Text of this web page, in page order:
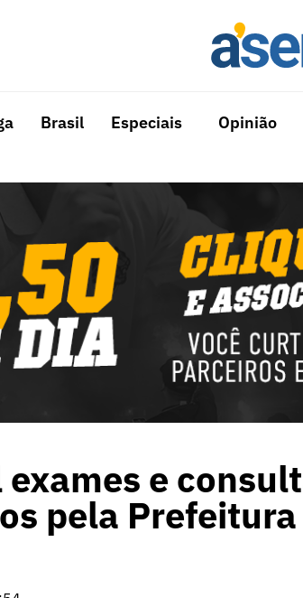
Brasil Especiais Opinião
e
pela Prefeitura